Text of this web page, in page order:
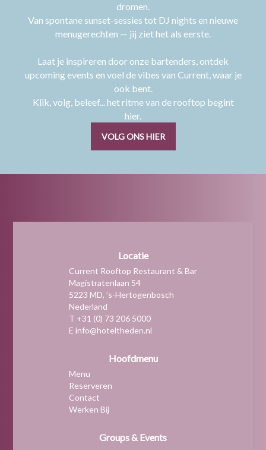
dromen.
Van spontane sunset-sessies tot DJ nights en nieuwe
menugerechten — jij ziet het als eerste.
Laat je inspireren door onze bartenders, ontdek
upcoming events en voel de vibes van Current, waar je
ook bent.
Klik, volg, beleef... het ritme van de rooftop begint
hier.
VOLG ONS HIER
Locatie
Current Rooftop Restaurant & Bar
Magistratenlaan 54
5223 MD, ’s-Hertogenbosch
Nederland
T +31 (0) 73 206 5000
E info@hoteltheden.nl
Hoofdmenu
Menu
Reserveren
Contact
Werken Bij
Groups & Events